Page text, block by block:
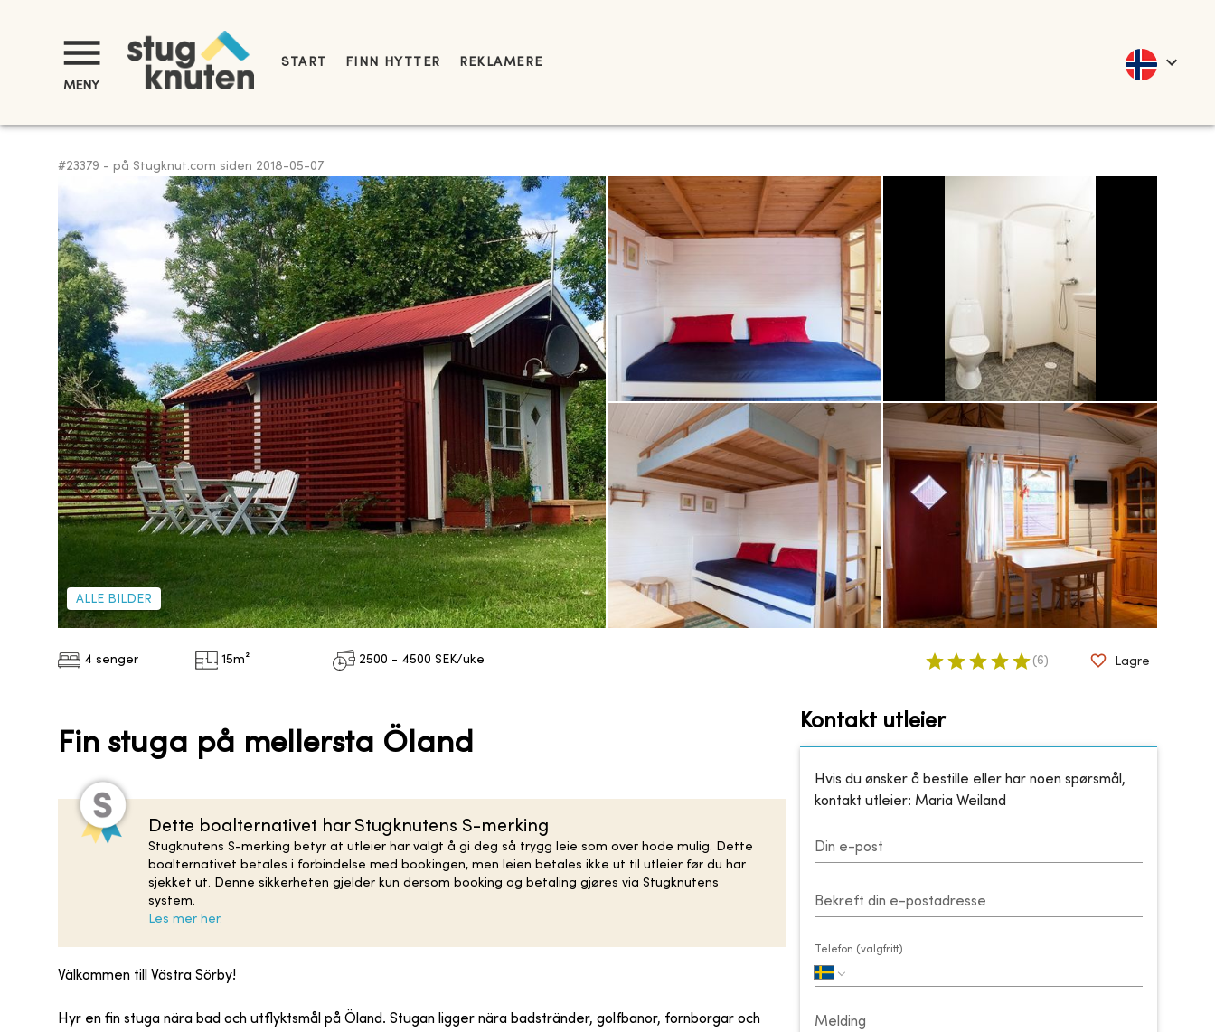
MENY
START FINN HYTTER REKLAMERE
#23379 - på Stugknut.com siden 2018-05-07
ALLE BILDER
4 senger 15m² 2500 - 4500 SEK/uke ( 6 ) Lagre
Fin stuga på mellersta Öland
Dette boalternativet har Stugknutens S-merking
Stugknutens S-merking betyr at utleier har valgt å gi deg så trygg leie som over hode mulig. Dette
boalternativet betales i forbindelse med bookingen, men leien betales ikke ut til utleier før du har
sjekket ut. Denne sikkerheten gjelder kun dersom booking og betaling gjøres via Stugknutens
system.
Les mer her.
Välkommen till Västra Sörby!
Hyr en fin stuga nära bad och utflyktsmål på Öland. Stugan ligger nära badstränder, golfbanor, fornborgar och
Kontakt utleier
Hvis du ønsker å bestille eller har noen spørsmål,
kontakt utleier: Maria Weiland
Din e-post
Bekreft din e-postadresse
Telefon (valgfritt)
Melding